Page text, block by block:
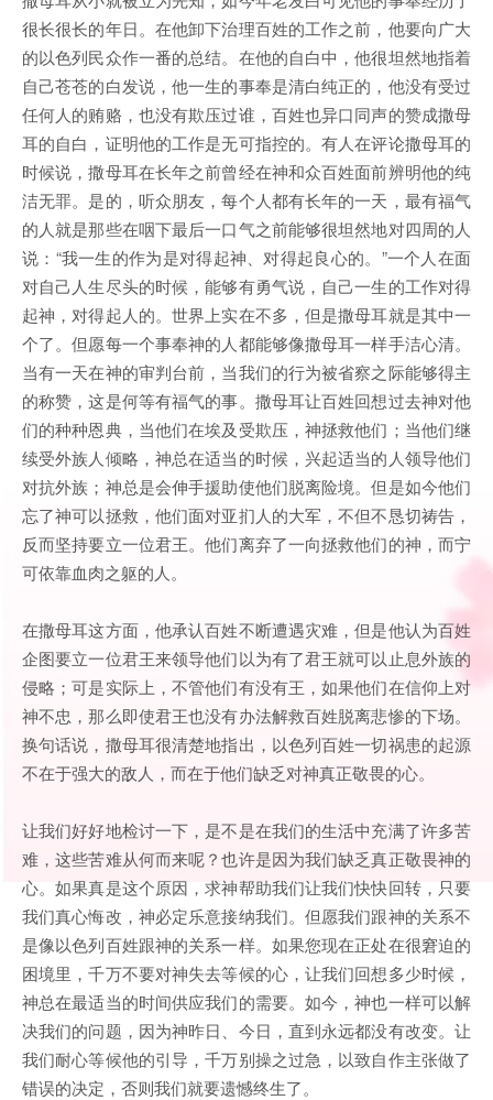
很长很长的年日。在他卸下治理百姓的工作之前，他要向广大
的以色列民众作一番的总结。在他的自白中，他很坦然地指着
自己苍苍的白发说，他一生的事奉是清白纯正的，他没有受过
任何人的贿赂，也没有欺压过谁，百姓也异口同声的赞成撒母
耳的自白，证明他的工作是无可指控的。有人在评论撒母耳的
时候说，撒母耳在长年之前曾经在神和众百姓面前辨明他的纯
洁无罪。是的，听众朋友，每个人都有长年的一天，最有福气
的人就是那些在咽下最后一口气之前能够很坦然地对四周的人
说：“我一生的作为是对得起神、对得起良心的。”一个人在面
对自己人生尽头的时候，能够有勇气说，自己一生的工作对得
起神，对得起人的。世界上实在不多，但是撒母耳就是其中一
个了。但愿每一个事奉神的人都能够像撒母耳一样手洁心清。
当有一天在神的审判台前，当我们的行为被省察之际能够得主
的称赞，这是何等有福气的事。撒母耳让百姓回想过去神对他
们的种种恩典，当他们在埃及受欺压，神拯救他们；当他们继
续受外族人倾略，神总在适当的时候，兴起适当的人领导他们
对抗外族；神总是会伸手援助使他们脱离险境。但是如今他们
忘了神可以拯救，他们面对亚扪人的大军，不但不恳切祷告，
反而坚持要立一位君王。他们离弃了一向拯救他们的神，而宁
可依靠血肉之躯的人。
在撒母耳这方面，他承认百姓不断遭遇灾难，但是他认为百姓
企图要立一位君王来领导他们以为有了君王就可以止息外族的
侵略；可是实际上，不管他们有没有王，如果他们在信仰上对
神不忠，那么即使君王也没有办法解救百姓脱离悲惨的下场。
换句话说，撒母耳很清楚地指出，以色列百姓一切祸患的起源
不在于强大的敌人，而在于他们缺乏对神真正敬畏的心。
让我们好好地检讨一下，是不是在我们的生活中充满了许多苦
难，这些苦难从何而来呢？也许是因为我们缺乏真正敬畏神的
心。如果真是这个原因，求神帮助我们让我们快快回转，只要
我们真心悔改，神必定乐意接纳我们。但愿我们跟神的关系不
是像以色列百姓跟神的关系一样。如果您现在正处在很窘迫的
困境里，千万不要对神失去等候的心，让我们回想多少时候，
神总在最适当的时间供应我们的需要。如今，神也一样可以解
决我们的问题，因为神昨日、今日，直到永远都没有改变。让
我们耐心等候他的引导，千万别操之过急，以致自作主张做了
错误的决定，否则我们就要遗憾终生了。